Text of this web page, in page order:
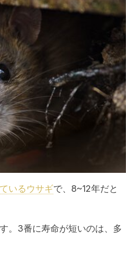
いるウサギで、8~12年だと
。3番に寿命が短いのは、多